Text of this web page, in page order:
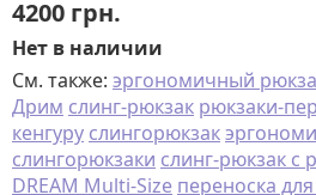
4200 грн.
Нет в наличии
См. также: эргономичный
Дрим слинг-рюкзак рюкзаки-
кенгуру слингорюкзак
слингорюкзаки слинг-рюкзак с
DREAM Multi-Size переноска